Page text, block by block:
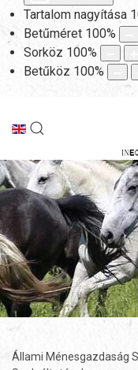
Tartalom nagyítása
Betűméret 100%
Sorköz 100%
Betűköz 100%
Állami Ménesgazdaság